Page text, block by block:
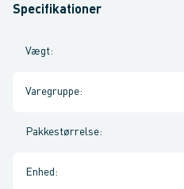
Specifikationer
Vægt:
Varegruppe:
Pakkestørrelse:
Enhed :